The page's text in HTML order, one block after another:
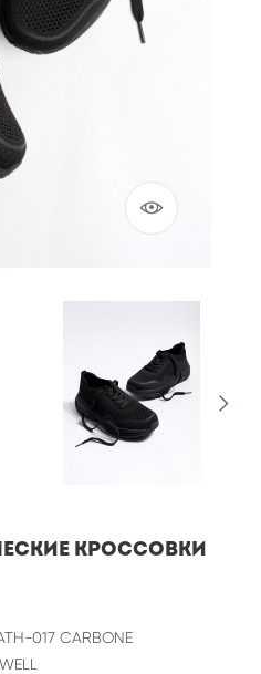
КРОССОВКИ
017 CARBONE